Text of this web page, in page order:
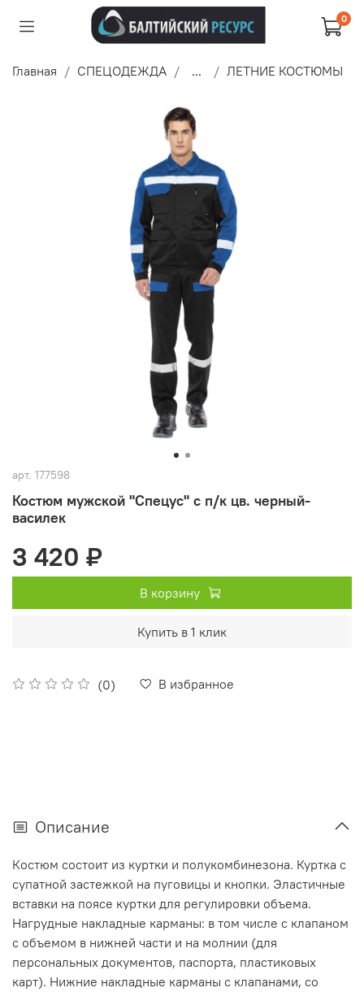
0
Главная СПЕЦОДЕЖДА ... ЛЕТНИЕ КОСТЮМЫ
арт. 177598
Костюм мужской "Спецус" с п/к цв. черный-
василек
(0) В избранное
3 420 ₽
В корзину
Купить в 1 клик
Описание
Костюм состоит из куртки и полукомбинезона. Куртка с
супатной застежкой на пуговицы и кнопки. Эластичные
вставки на поясе куртки для регулировки объема.
Нагрудные накладные карманы: в том числе с клапаном
с объемом в нижней части и на молнии (для
персональных документов, паспорта, пластиковых
карт). Нижние накладные карманы с клапанами, со